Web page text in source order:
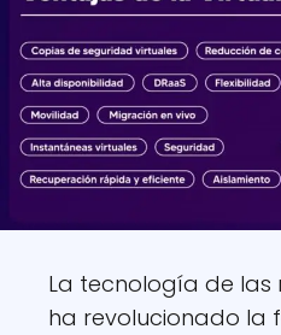
La tecnología de las
ha revolucionado la